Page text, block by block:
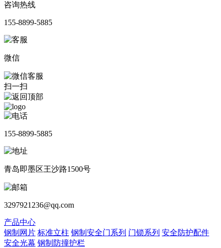
咨询热线
155-8899-5885
微信
扫一扫
155-8899-5885
青岛即墨区王沙路1500号
3297921236@qq.com
产品中心
钢制网片 标准立柱 钢制安全门系列 门锁系列 安全防护配件
安全光幕 钢制防撞护栏